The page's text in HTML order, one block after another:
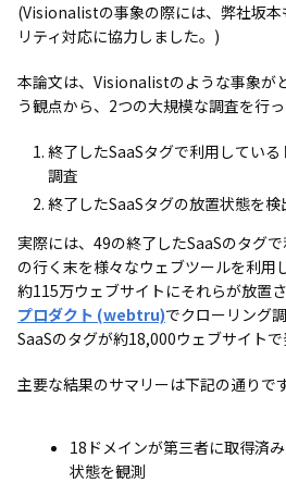
(Visionalistの事象の際には、弊社坂本
リティ対応に協力しました。)
本論文は、Visionalistのような事象が
う観点から、2つの大規模な調査を行っ
終了したSaaSタグで利用してい
調査
終了したSaaSタグの放置状態を
実際には、49の終了したSaaSのタグ
の行く末を様々なウェブツールを利用
約115万ウェブサイトにそれらが放置
プロダクト (webtru)でクローリング
SaaSのタグが約18,000ウェブサイトで
主要な結果のサマリーは下記の通りです
18ドメインが第三者に取得済
状態を観測